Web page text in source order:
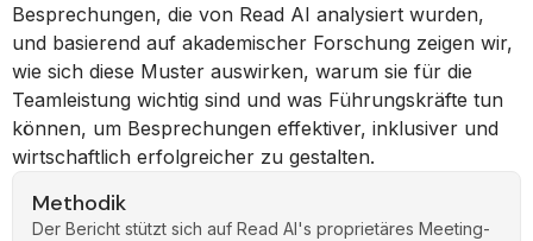
Besprechungen, die von Read AI analysiert wurden,
und basierend auf akademischer Forschung zeigen wir,
wie sich diese Muster auswirken, warum sie für die
Teamleistung wichtig sind und was Führungskräfte tun
können, um Besprechungen effektiver, inklusiver und
wirtschaftlich erfolgreicher zu gestalten.
Methodik
Der Bericht stützt sich auf Read AI's proprietäres Meeting-